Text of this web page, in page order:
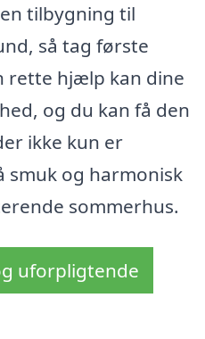
tilbygning til
så tag første
rette hjælp kan dine
og du kan få den
ikke kun er
smuk og harmonisk
sommerhus.
uforpligtende